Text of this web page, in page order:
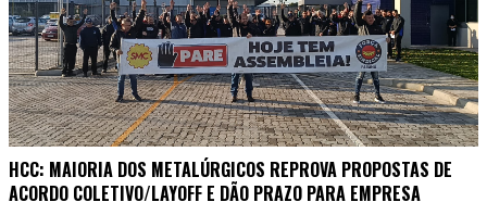
HCC: MAIORIA DOS METALÚRGICOS REPROVA PROPOSTAS DE
ACORDO COLETIVO/LAYOFF E DÃO PRAZO PARA EMPRESA